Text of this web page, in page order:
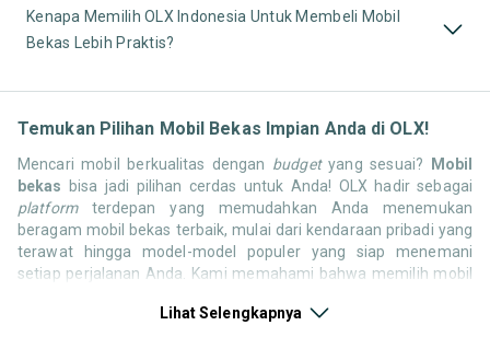
Kenapa Memilih OLX Indonesia Untuk Membeli Mobil
Bekas Lebih Praktis?
Temukan Pilihan Mobil Bekas Impian Anda di OLX!
Mencari mobil berkualitas dengan budgetyang sesuai? Mobil
bekas bisa jadi pilihan cerdas untuk Anda! OLX hadir sebagai
platformterdepan yang memudahkan Anda menemukan
beragam mobil bekas terbaik, mulai dari kendaraan pribadi yang
terawat hingga model-model populer yang siap menemani
setiap perjalanan Anda. Kami memahami bahwa memilih mobil
ribuan daftar dari penjual terpercaya di seluruh Indonesia.
Lihat Selengkapnya